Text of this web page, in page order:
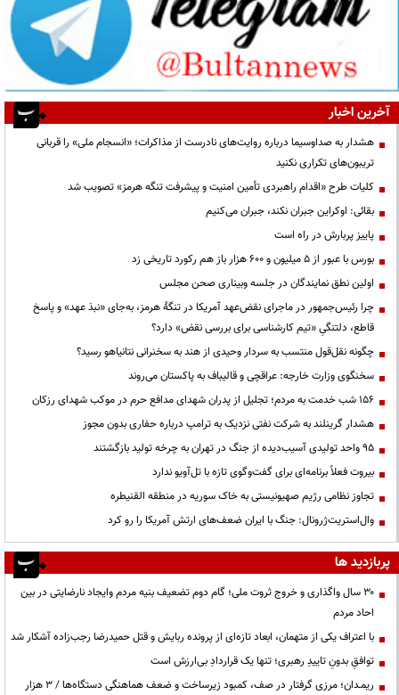
آخرین اخبار
هشدار به صداوسیما درباره روایت‌های نادرست از مذاکرات؛ «انسجام ملی» را قربانی
تریبون‌های تکراری نکنید
کلیات طرح «اقدام راهبردی تأمین امنیت و پیشرفت تنگه هرمز» تصویب شد
بقائی: اوکراین جبران نکند، جبران می‌کنیم
پاییز پربارش در راه است
بورس با عبور از ۵ میلیون و ۶۰۰ هزار باز هم رکورد تاریخی زد
اولین نطق نمایندگان در جلسه وبیناری صحن مجلس
چرا رئیس‌جمهور در ماجرای نقض‌عهد آمریکا در تنگهٔ هرمز، به‌جای «نبذ عهد» و پاسخ
قاطع، دلتنگیِ «تیم کارشناسی برای بررسی نقض» دارد؟
چگونه نقل‌قول منتسب به سردار وحیدی از هند به سخنرانی نتانیاهو رسید؟
سخنگوی وزارت خارجه: عراقچی و قالیباف به پاکستان می‌روند
۱۵۶ شب خدمت به مردم؛ تجلیل از پدران شهدای مدافع حرم در موکب شهدای رزکان
هشدار گرینلند به شرکت نفتی نزدیک به ترامپ درباره حفاری بدون مجوز
95 واحد تولیدی آسیب‌دیده از جنگ در تهران به چرخه تولید بازگشتند
بیروت فعلاً برنامه‌ای برای گفت‌وگوی تازه با تل‌آویو ندارد
تجاوز نظامی رژیم صهیونیستی به خاک سوریه در منطقه القنیطره
وال‌استریت‌ژرونال: جنگ با ایران ضعف‌های ارتش آمریکا را رو کرد
پربازدید ها
۳۰ سال واگذاری و خروج ثروت ملی؛ گام دوم تضعیف بنیه مردم وایجاد نارضایتی در بین
احاد مردم
با اعتراف یکی از متهمان، ابعاد تازه‌ای از پرونده ربایش و قتل حمیدرضا رجب‌زاده آشکار شد
توافقِ بدونِ تاییدِ رهبری؛ تنها یک قراردادِ بی‌ارزش است
ریمـدان؛ مرزی گرفتار در صف، کمبود زیرساخت و ضعف هماهنگی دستگاه‌ها / ۳ هزار